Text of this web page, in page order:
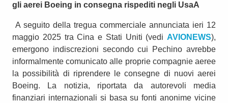
gli aerei Boeing in consegna rispediti negli UsaA
A seguito della tregua commerciale annunciata ieri 12
maggio 2025 tra Cina e Stati Uniti (vedi AVIONEWS),
emergono indiscrezioni secondo cui Pechino avrebbe
informalmente comunicato alle proprie compagnie aeree
la possibilità di riprendere le consegne di nuovi aerei
Boeing. La notizia, riportata da autorevoli media
finanziari internazionali si basa su fonti anonime vicine